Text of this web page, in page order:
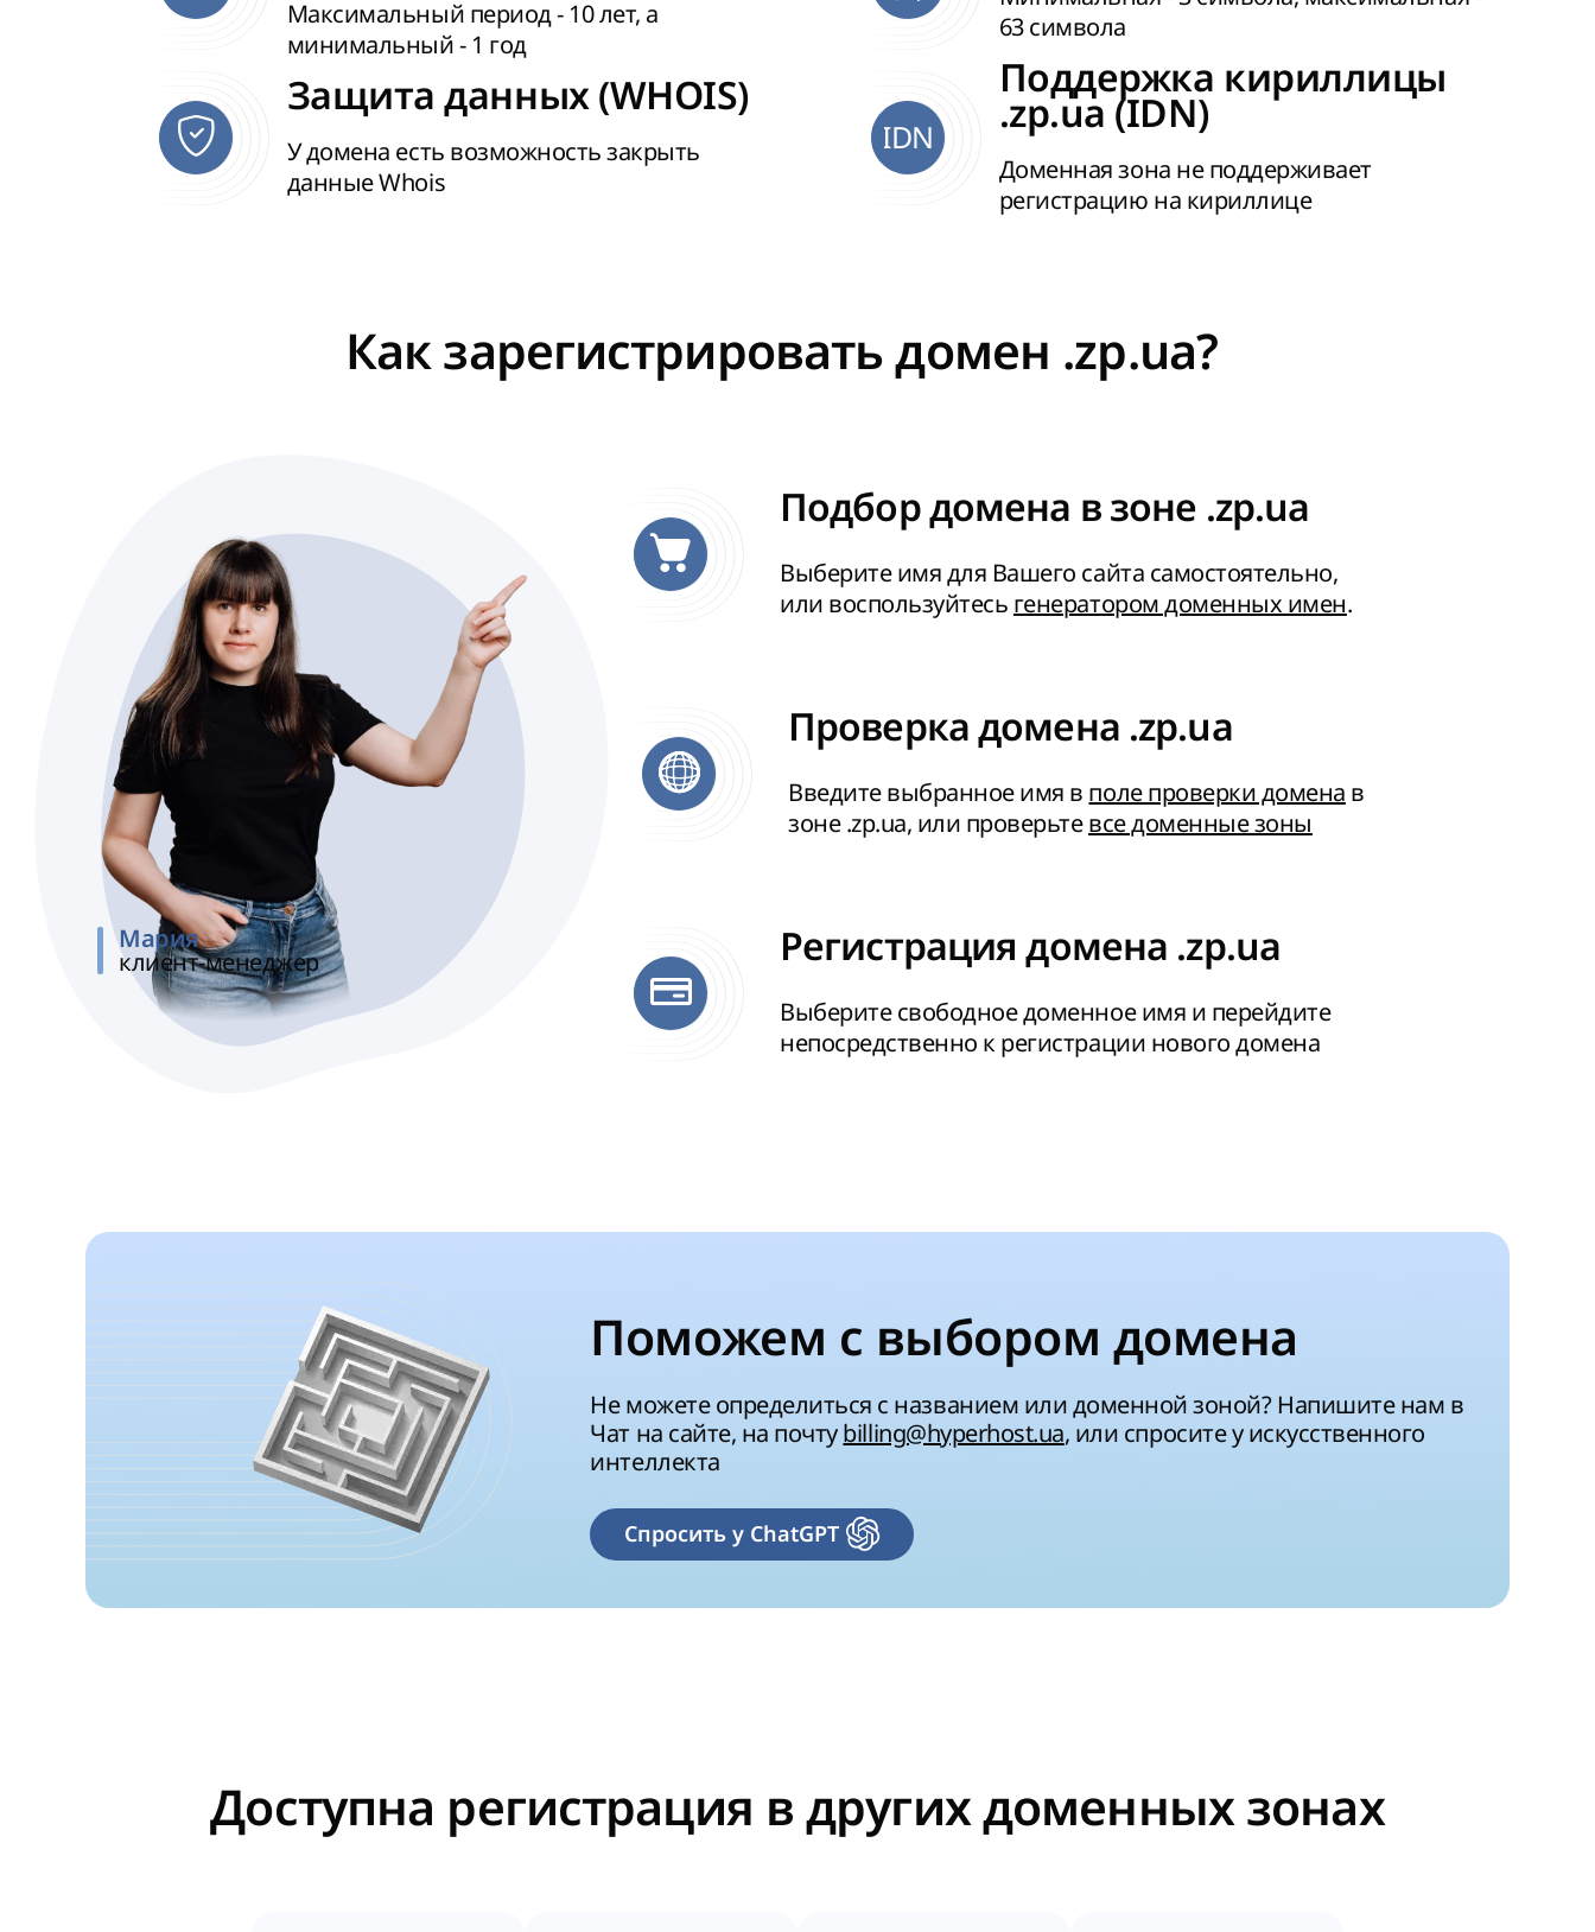
Максимальный период - 10 лет, а
минимальный - 1 год
63 символа
Защита данных (WHOIS)
У домена есть возможность закрыть
данные Whois
IDN
Поддержка кириллицы
.zp.ua (IDN)
Доменная зона не поддерживает
регистрацию на кириллице
Как зарегистрировать домен .zp.ua?
Мария
клиент-менеджер
Подбор домена в зоне .zp.ua
Выберите имя для Вашего сайта самостоятельно,
или воспользуйтесь генератором доменных имен.
Проверка домена .zp.ua
Введите выбранное имя в поле проверки домена в
зоне .zp.ua, или проверьтевсе доменные зоны
Регистрация домена .zp.ua
Выберите свободное доменное имя и перейдите
непосредственно к регистрации нового домена
Поможем с выбором домена
Не можете определиться с названием или доменной зоной? Напишите нам в
Чат на сайте, на почтуbilling@hyperhost.ua, или спросите у искусственного
интеллекта
Спросить у ChatGPT
Доступна регистрация в других доменных зонах